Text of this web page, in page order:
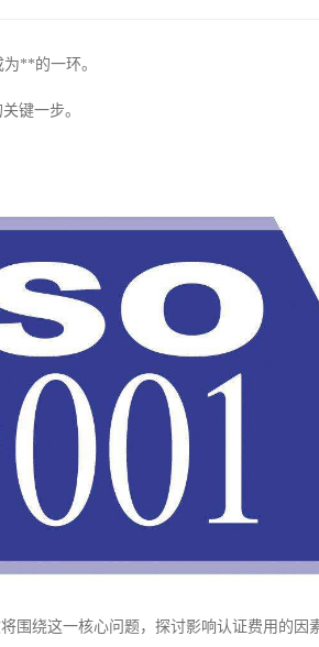
**的一环。
键一步。
围绕这一核心问题，探讨影响认证费用的因